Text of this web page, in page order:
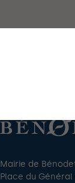
Mairie de
Place du Général